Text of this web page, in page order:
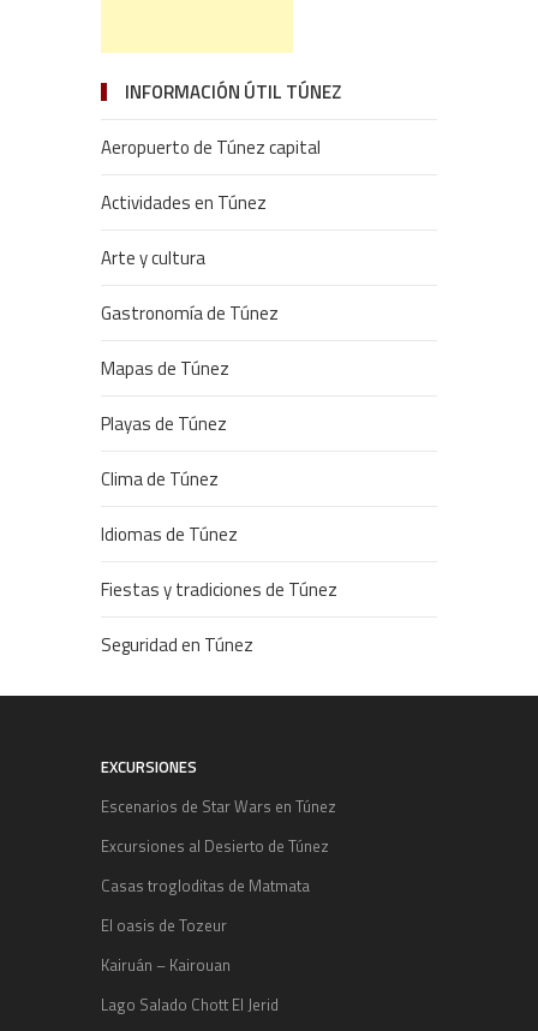
INFORMACIÓN ÚTIL TÚNEZ
Aeropuerto de Túnez capital
Actividades en Túnez
Arte y cultura
Gastronomía de Túnez
Mapas de Túnez
Playas de Túnez
Clima de Túnez
Idiomas de Túnez
Fiestas y tradiciones de Túnez
Seguridad en Túnez
EXCURSIONES
Escenarios de Star Wars en Túnez
Excursiones al Desierto de Túnez
Casas trogloditas de Matmata
El oasis de Tozeur
Kairuán – Kairouan
Lago Salado Chott El Jerid